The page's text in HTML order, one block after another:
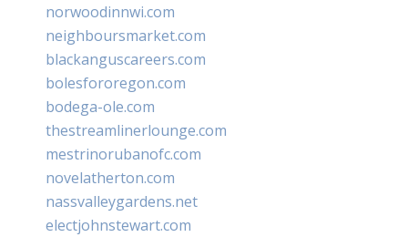
norwoodinnwi.com
neighboursmarket.com
blackanguscareers.com
bolesfororegon.com
bodega-ole.com
thestreamlinerlounge.com
mestrinorubanofc.com
novelatherton.com
nassvalleygardens.net
electjohnstewart.com